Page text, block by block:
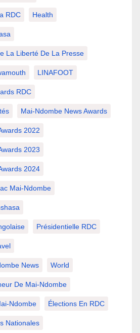
RDC Health
La Liberté De La Presse
LINAFOOT
RDC
Mai-Ndombe News Awards
2022
2023
2024
Mai-Ndombe
Présidentielle RDC
News World
De Mai-Ndombe
Ndombe Élections En RDC
Nationales